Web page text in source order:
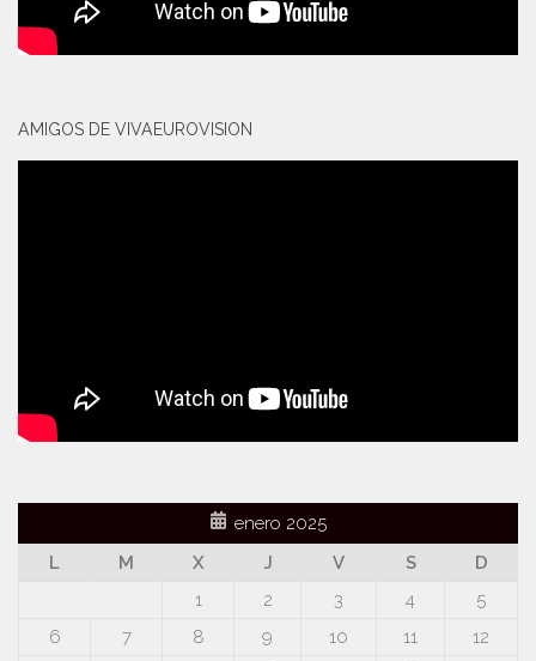
AMIGOS DE VIVAEUROVISION
enero 2025
L
M X J V S
D
1
2 3 4
5
6
7 8 9 10 11
12